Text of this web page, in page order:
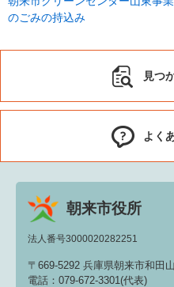
のごみの持込み
見つ
よく
朝来市役所
法人番号3000020282251
〒669-5292 兵庫県朝来市和田
電話：079-672-3301(代表)